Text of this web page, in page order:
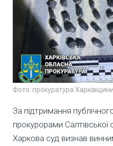
Фото: прокуратура Харківщини
За підтримання
прокурорами Салтівської
Харкова суд визнав